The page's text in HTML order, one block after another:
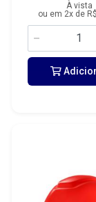
À vista
ou em 2x de